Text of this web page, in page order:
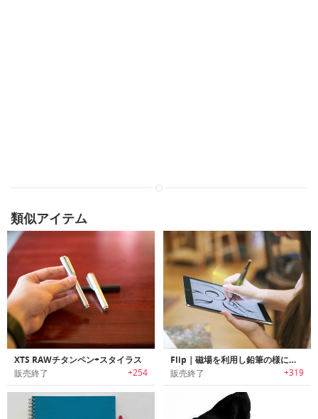
類似アイテム
XTS RAWチタンペン+スタイラス
販売終了 +254
Flip｜磁場を利用し鉛筆の様に直感的に使用可能なiOS対応スマートスタイラス「フリップ」
販売終了 +319